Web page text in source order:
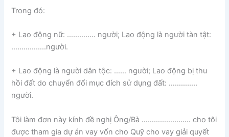
Trong đó:
+ Lao động nữ: ………….. người; Lao động là người tàn tật:
……………..người.
+ Lao động là người dân tộc: …… người; Lao động bị thu
hồi đất do chuyển đổi mục đích sử dụng đất: …………..
người.
Tôi làm đơn này kính đề nghị Ông/Bà …………………… cho tôi
được tham gia dự án vay vốn cho Quỹ cho vay giải quyết